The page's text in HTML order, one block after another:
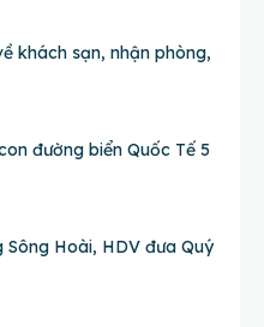
khách sạn, nhận phòng,
đường biển Quốc Tế 5
Hoài, HDV đưa Quý